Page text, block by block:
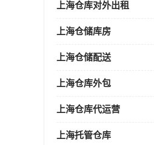
上海仓库对外出租
上海仓储库房
上海仓储配送
上海仓库外包
上海仓库代运营
上海托管仓库